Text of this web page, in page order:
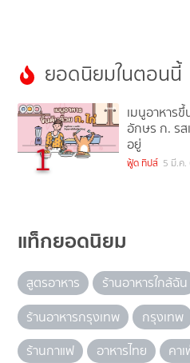
ยอดนิยมในตอนนี้
1
เมนูอาหาร
อักษร ก. ร
อยู่
ฟู้ด ทิปส์ 5 มี.ค.
แท็กยอดนิยม
สูตรอาหาร ร้านอาหารใกล้ฉัน
ร้านอาหารกรุงเทพ
กรุงเทพ
ร้านกาแฟ
อาหารไทย คา